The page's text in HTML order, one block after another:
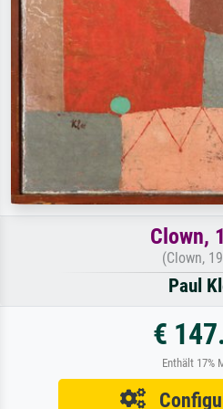
Clown,
(Clown,
Paul
€
Enthält 17%